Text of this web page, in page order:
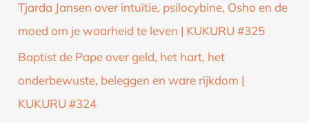
Tjarda Jansen over intuïtie, psilocybine, Osho en de
moed om je waarheid te leven | KUKURU #325
Baptist de Pape over geld, het hart, het
onderbewuste, beleggen en ware rijkdom |
KUKURU #324